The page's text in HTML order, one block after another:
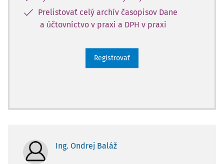
Prelistovať celý archív časopisov Dane
a účtovníctvo v praxi a DPH v praxi
Registrovať
Ing. Ondrej Baláž